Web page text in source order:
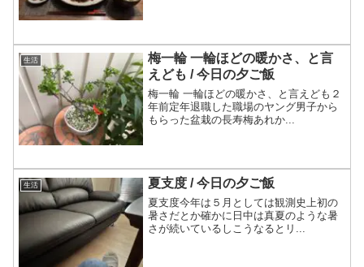
生活
梅一輪 一輪ほどの暖かさ、と言
えども / 今日の夕ご飯
梅一輪 一輪ほどの暖かさ、と言えども２
年前定年退職した職場のヤング男子から
もらった盆栽の長寿梅あれか...
生活 夏支度 / 今日の夕ご飯
夏支度今年は５月としては観測史上初の
暑さだとか確かに日中は真夏のような暑
さが続いているしこうなるとリ...